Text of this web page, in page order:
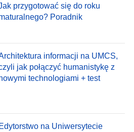
przygotować się do roku
Poradnik
informacji na UMCS,
jak połączyć humanistykę z
technologiami + test
Edytorstwo na Uniwersytecie